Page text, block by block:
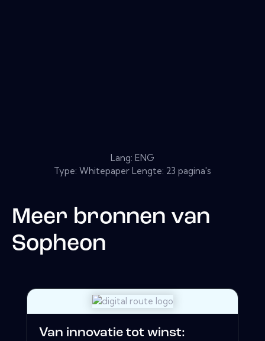
Lang: ENG
Type: Whitepaper Lengte: 23 pagina's
Meer bronnen van
Sopheon
Van innovatie tot winst: